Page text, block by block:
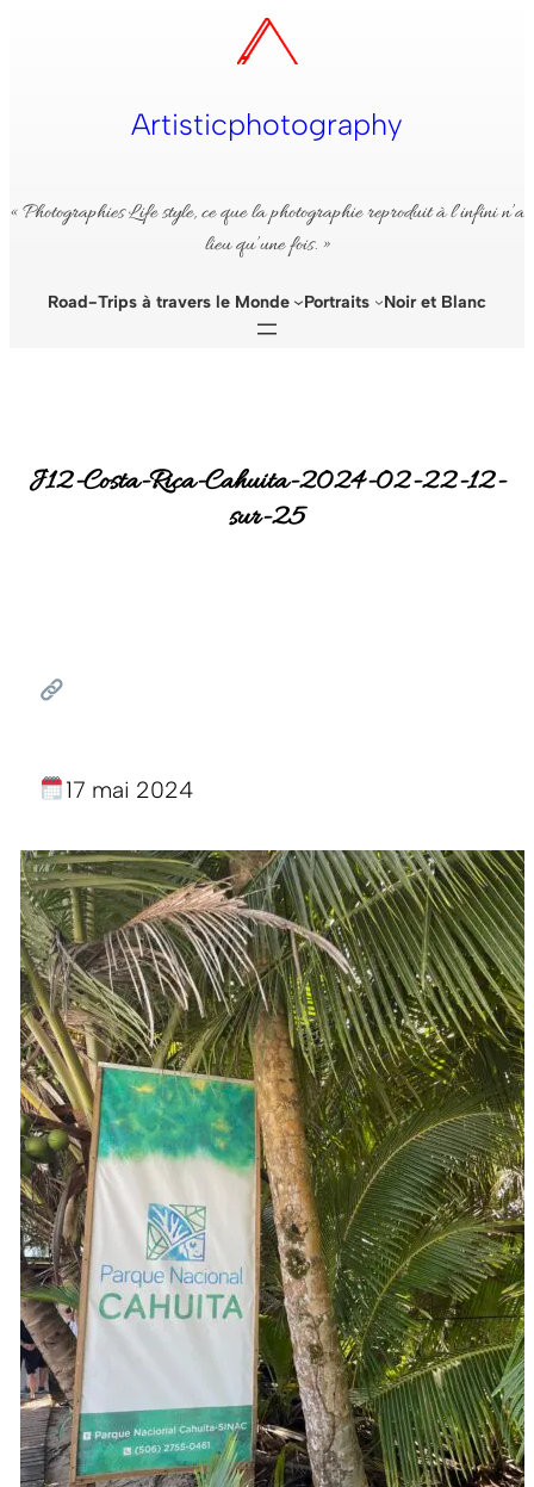
Artisticphotography
« Photographies Life style, ce que la photographie reproduit à l’infini n’a
lieu qu’une fois. »
Road-Trips à travers le Monde Portraits Noir et Blanc
J12-Costa-Rica-Cahuita-2024-02-22-12-
sur-25
17 mai 2024